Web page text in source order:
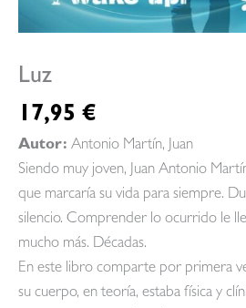
Luz
17,95 €
Autor: Antonio Martín, Juan
Siendo muy joven, Juan Antonio
que marcaría su vida para siempre.
silencio. Comprender lo ocurrido le
mucho más. Décadas.
En este libro comparte por primera
su cuerpo, en teoría, estaba física y